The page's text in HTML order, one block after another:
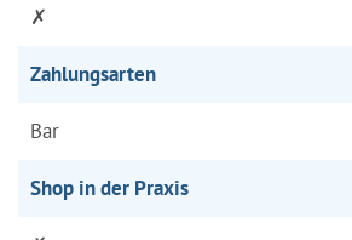
✗
Zahlungsarten
Bar
Shop in der Praxis